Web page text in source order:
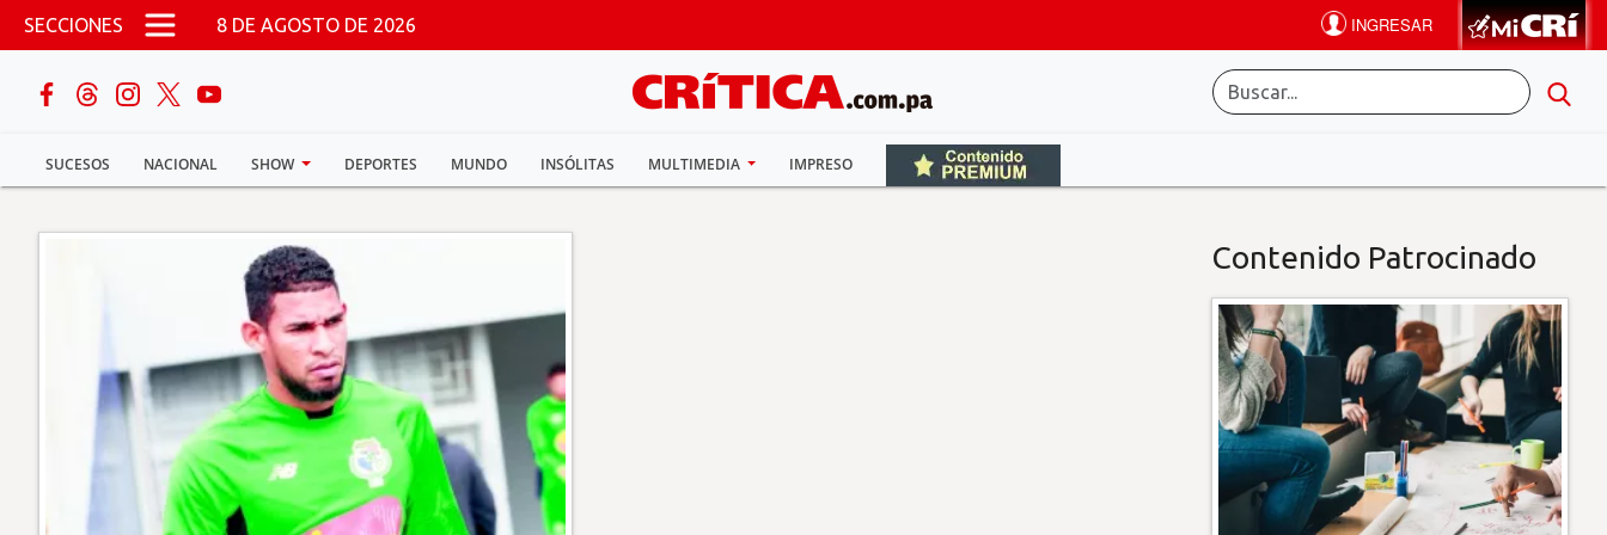
Pasar al contenido principal
SECCIONES 8 DE AGOSTO DE 2026
SUCESOS NACIONAL SHOW DEPORTES MUNDO INSÓLITAS MULTIMEDIA IMPRESO
buscar
Sucesos
Nacional
Contenido Patrocinado